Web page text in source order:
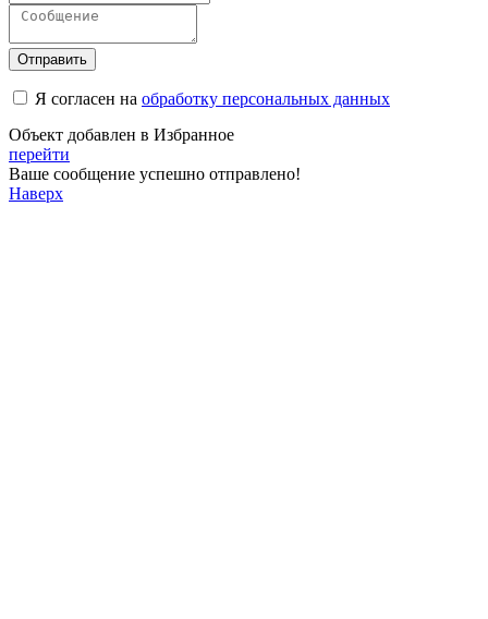
Отправить
Я согласен на обработку персональных данных
Объект добавлен в Избранное
перейти
Ваше сообщение успешно отправлено!
Наверх